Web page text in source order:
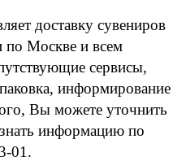
доставку сувениров
по Москве и всем
сервисы,
информирование
Вы можете уточнить
информацию по
01.